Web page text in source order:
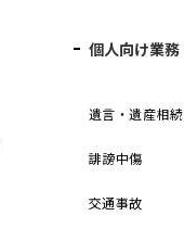
個人向け業務
遺言・遺産相続
誹謗中傷
交通事故